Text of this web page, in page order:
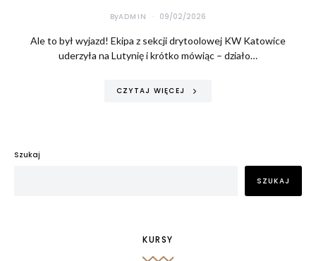
ByADMIN 09/02/2026
Ale to był wyjazd! Ekipa z sekcji drytoolowej KW Katowice
uderzyła na Lutynię i krótko mówiąc – działo…
CZYTAJ WIĘCEJ
Szukaj
SZUKAJ
KURSY
Statystyka
Abyśmy mogli
funkcjonalność